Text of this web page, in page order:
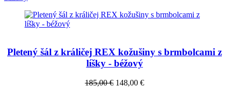
Pletený šál z králičej REX kožušiny s brmbolcami z
líšky - béžový
185,00 € 148,00 €